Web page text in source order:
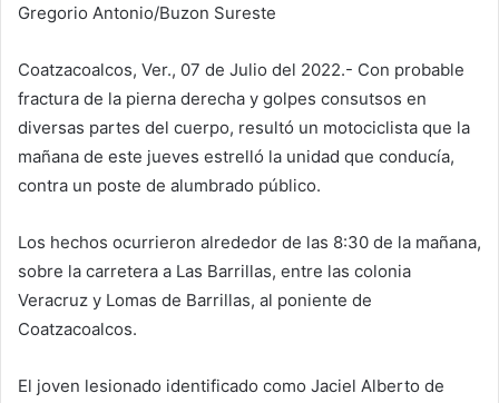
Gregorio Antonio/Buzon Sureste
Coatzacoalcos, Ver., 07 de Julio del 2022.- Con probable
fractura de la pierna derecha y golpes consutsos en
diversas partes del cuerpo, resultó un motociclista que la
mañana de este jueves estrelló la unidad que conducía,
contra un poste de alumbrado público.
Los hechos ocurrieron alrededor de las 8:30 de la mañana,
sobre la carretera a Las Barrillas, entre las colonia
Veracruz y Lomas de Barrillas, al poniente de
Coatzacoalcos.
El joven lesionado identificado como Jaciel Alberto de